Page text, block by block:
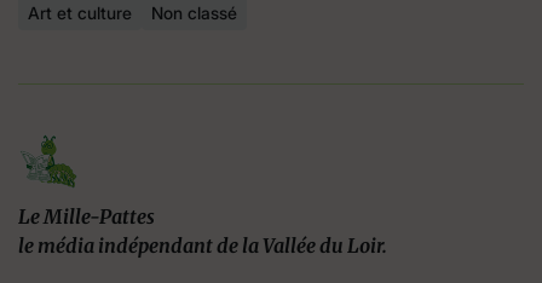
Art et culture Non classé
Le Mille-Pattes
le média indépendant de la Vallée du Loir.